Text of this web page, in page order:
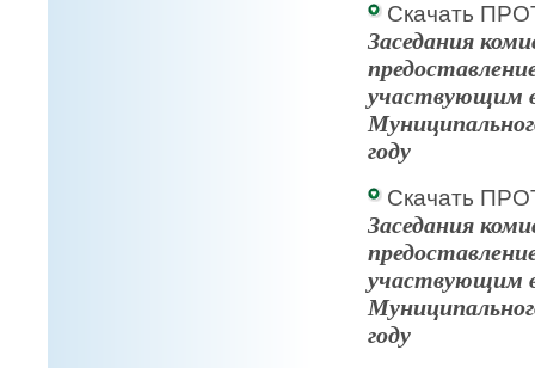
Скачать
Заседания
участвующим
году
Скачать
Заседания
участвующим
году